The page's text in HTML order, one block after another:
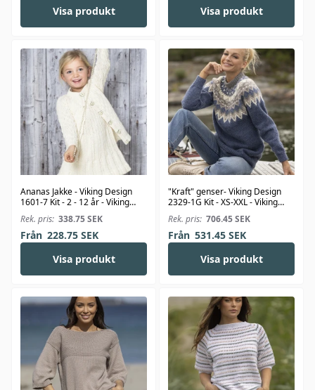
Visa produkt
Visa produkt
Ananas Jakke - Viking Design
1601-7 Kit - 2 - 12 år - Viking
Bjørk
Rek. pris: 338.75SEK
Från 228.75SEK
Visa produkt
"Kraft" genser- Viking Design
2329-1G Kit - XS-XXL - Viking
Wool
Rek. pris: 706.45SEK
Från 531.45SEK
Visa produkt